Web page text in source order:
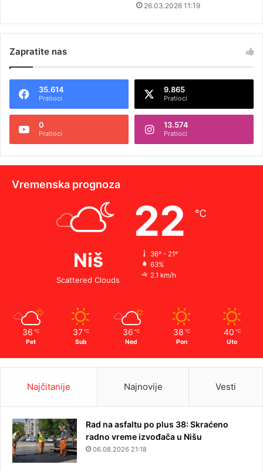
26.03.2026 11:19
Zapratite nas
35.614
Pratioci
9.865
Pratioci
0
Pratioci
13.574
Pratioci
Vremenska prognoza
Niš
Scattered Clouds
22 ℃
36º - 21º
63%
2.1 km/h
36 ℃
Pet
37 ℃
Sub
36 ℃
Ned
38 ℃
Pon
40 ℃
Uto
Najčitanije Najnovije Vesti
Rad na asfaltu po plus 38: Skraćeno
radno vreme izvođača u Nišu
06.08.2026 21:18